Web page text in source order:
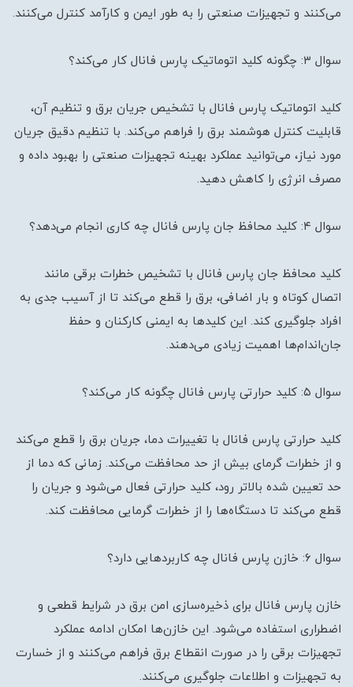
می‌کنند و تجهیزات صنعتی را به طور ایمن و کارآمد کنترل می‌کنند.
سوال ۳: چگونه کلید اتوماتیک پارس فانال کار می‌کند؟
کلید اتوماتیک پارس فانال با تشخیص جریان برق و تنظیم آن،
قابلیت کنترل هوشمند برق را فراهم می‌کند. با تنظیم دقیق جریان
مورد نیاز، می‌توانید عملکرد بهینه تجهیزات صنعتی را بهبود داده و
مصرف انرژی را کاهش دهید.
سوال ۴: کلید محافظ جان پارس فانال چه کاری انجام می‌دهد؟
کلید محافظ جان پارس فانال با تشخیص خطرات برقی مانند
اتصال کوتاه و بار اضافی، برق را قطع می‌کند تا از آسیب جدی به
افراد جلوگیری کند. این کلیدها به ایمنی کارکنان و حفظ
جان‌اندام‌ها اهمیت زیادی می‌دهند.
سوال ۵: کلید حرارتی پارس فانال چگونه کار می‌کند؟
کلید حرارتی پارس فانال با تغییرات دما، جریان برق را قطع می‌کند
و از خطرات گرمای بیش از حد محافظت می‌کند. زمانی که دما از
حد تعیین شده بالاتر رود، کلید حرارتی فعال می‌شود و جریان را
قطع می‌کند تا دستگاه‌ها را از خطرات گرمایی محافظت کند.
سوال ۶: خازن پارس فانال چه کاربردهایی دارد؟
خازن پارس فانال برای ذخیره‌سازی امن برق در شرایط قطعی و
اضطراری استفاده می‌شود. این خازن‌ها امکان ادامه عملکرد
تجهیزات برقی را در صورت انقطاع برق فراهم می‌کنند و از خسارت
به تجهیزات و اطلاعات جلوگیری می‌کنند.